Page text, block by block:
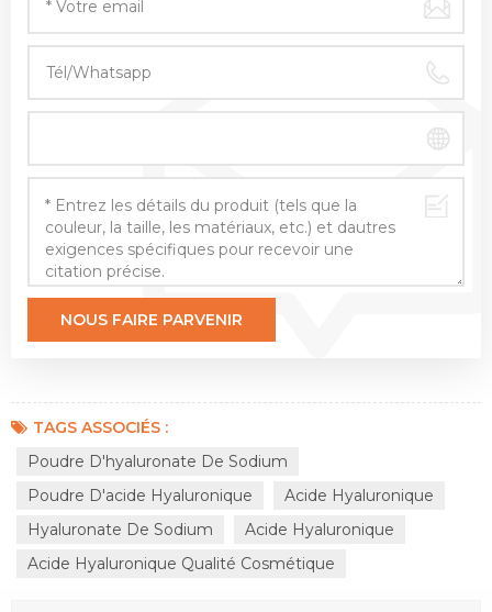
TAGS ASSOCIÉS :
Poudre D'hyaluronate De Sodium
Poudre D'acide Hyaluronique
Acide Hyaluronique
Hyaluronate De Sodium
Acide Hyaluronique
Acide Hyaluronique Qualité Cosmétique